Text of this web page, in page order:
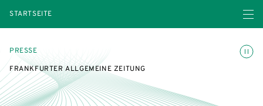
STARTSEITE Menü
PRESSE
FRANKFURTER ALLGEMEINE ZEITUNG